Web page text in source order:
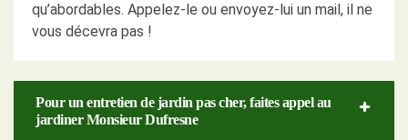
qu’abordables. Appelez-le ou envoyez-lui un mail, il ne
vous décevra pas !
Pour un entretien de jardin pas cher, faites appel au
jardiner Monsieur Dufresne